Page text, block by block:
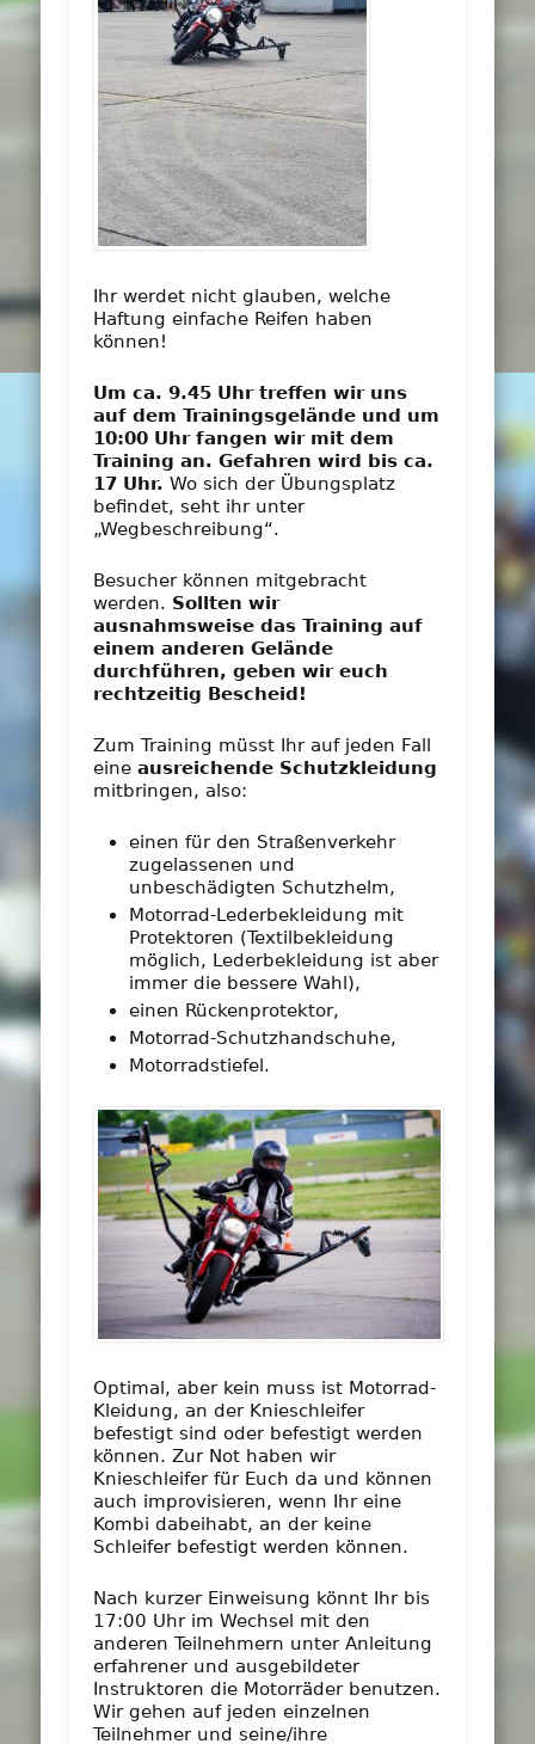
Ihr werdet nicht glauben, welche
Haftung einfache Reifen haben
können!
Um ca. 9.45 Uhr treffen wir uns
auf dem Trainingsgelände und um
10:00 Uhr fangen wir mit dem
Training an. Gefahren wird bis ca.
17 Uhr.Wo sich der Übungsplatz
befindet, seht ihr unter
„Wegbeschreibung“.
Besucher können mitgebracht
werden. Sollten wir
ausnahmsweise das Training auf
einem anderen Gelände
durchführen, geben wir euch
rechtzeitig Bescheid!
Zum Training müsst Ihr auf jeden Fall
eineausreichende Schutzkleidung
mitbringen, also:
einen für den Straßenverkehr
zugelassenen und
unbeschädigten Schutzhelm,
Motorrad-Lederbekleidung mit
Protektoren (Textilbekleidung
möglich, Lederbekleidung ist aber
immer die bessere Wahl),
einen Rückenprotektor,
Motorrad-Schutzhandschuhe,
Motorradstiefel.
Optimal, aber kein muss ist Motorrad-
Kleidung, an der Knieschleifer
befestigt sind oder befestigt werden
können. Zur Not haben wir
Knieschleifer für Euch da und können
auch improvisieren, wenn Ihr eine
Kombi dabeihabt, an der keine
Schleifer befestigt werden können.
Nach kurzer Einweisung könnt Ihr bis
17:00 Uhr im Wechsel mit den
anderen Teilnehmern unter Anleitung
erfahrener und ausgebildeter
Instruktoren die Motorräder benutzen.
Wir gehen auf jeden einzelnen
Teilnehmer und seine/ihre